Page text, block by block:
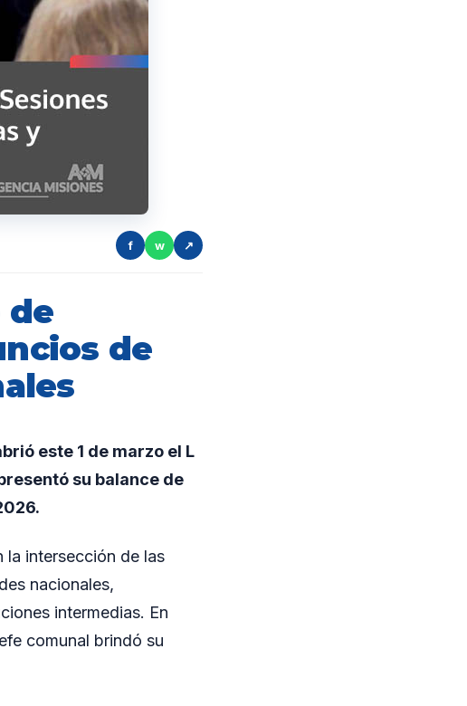
f w ↗
de
de
este 1 de marzo el L
su balance de
la intersección de las
nacionales,
intermedias. En
comunal brindó su